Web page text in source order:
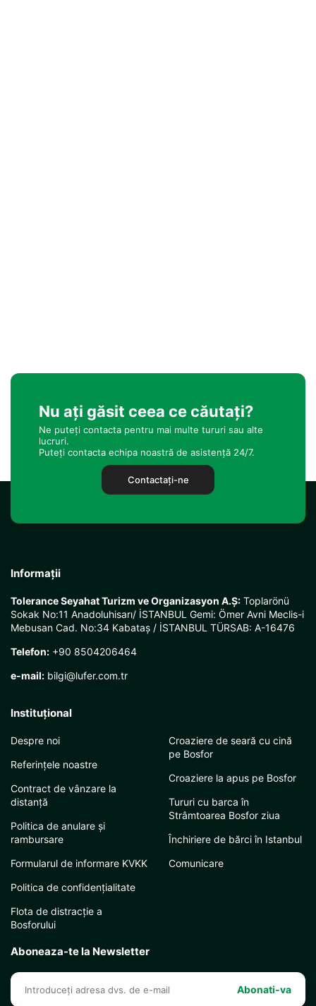
Nu ați găsit ceea ce căutați?
Ne puteți contacta pentru mai multe tururi sau alte
lucruri.
Puteți contacta echipa noastră de asistență 24/7.
Contactaţi-ne
Informații
Tolerance Seyahat Turizm ve Organizasyon A.Ş: Toplarönü
Sokak No:11 Anadoluhisarı/ İSTANBUL Gemi: Ömer Avni Meclis-i
Mebusan Cad. No:34 Kabataş / İSTANBUL TÜRSAB: A-16476
Telefon: +90 8504206464
e-mail: bilgi@lufer.com.tr
Instituţional
Despre noi
Referințele noastre
Contract de vânzare la
distanță
Politica de anulare și
rambursare
Formularul de informare KVKK
Politica de confidențialitate
Flota de distracție a
Bosforului
Croaziere de seară cu cină
pe Bosfor
Croaziere la apus pe Bosfor
Tururi cu barca în
Strâmtoarea Bosfor ziua
Închiriere de bărci în Istanbul
Comunicare
Aboneaza-te la Newsletter
Abonati-va